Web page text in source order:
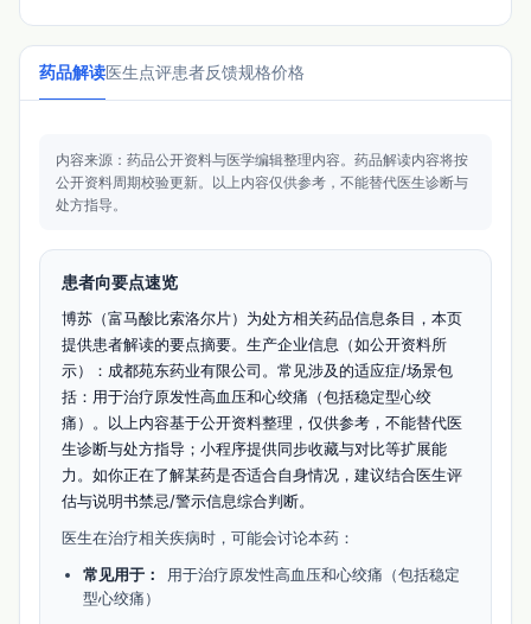
药品解读医生点评患者反馈规格价格
内容来源：药品公开资料与医学编辑整理内容。 药品解读内容将按
公开资料周期校验更新。 以上内容仅供参考，不能替代医生诊断与
处方指导。
患者向要点速览
博苏（富马酸比索洛尔片）为处方相关药品信息条目，本页
提供患者解读的要点摘要。生产企业信息（如公开资料所
示）：成都苑东药业有限公司。常见涉及的适应症/场景包
括：用于治疗原发性高血压和心绞痛（包括稳定型心绞
痛）。以上内容基于公开资料整理，仅供参考，不能替代医
生诊断与处方指导；小程序提供同步收藏与对比等扩展能
力。如你正在了解某药是否适合自身情况，建议结合医生评
估与说明书禁忌/警示信息综合判断。
医生在治疗相关疾病时，可能会讨论本药：
常见用于：
用于治疗原发性高血压和心绞痛（包括稳定
型心绞痛）